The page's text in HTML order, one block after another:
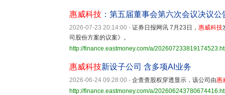
惠威科技 ：第五届董事会第六次会议决议公
2026-07-23 20:14:00 - 证券日报网讯 7月23日， 惠威科技
司股份方案的议案》。
http://finance.eastmoney.com/a/
惠威科技新设子公司 含多项AI业务
2026-06-24 09:28:00 - 企查查股权穿透显示，该公司由惠
http://finance.eastmoney.com/a/